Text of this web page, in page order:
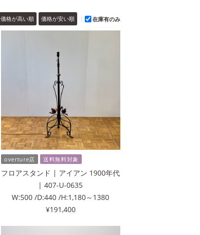
価格が高い順 価格が安い順 在庫有のみ
overture店 送料無料対象
フロアスタンド | アイアン 1900年代
| 407-U-0635
W:500 /D:440 /H:1,180～1380
¥191,400